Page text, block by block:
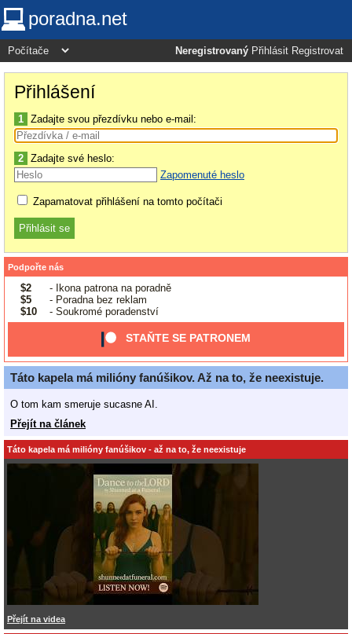
poradna.net
Neregistrovaný Přihlásit Registrovat
Přihlášení
1 Zadajte svou přezdívku nebo e-mail:
2 Zadajte své heslo:
Zapomenuté heslo
Zapamatovat přihlášení na tomto počítači
Podpořte nás
$2
- Ikona patrona na poradně
$5
- Poradna bez reklam
$10
- Soukromé poradenství
STAŇTE SE PATRONEM
Táto kapela má milióny fanúšikov. Až na to, že neexistuje.
O tom kam smeruje sucasne AI.
Přejít na článek
Táto kapela má milióny fanúšikov - až na to, že neexistuje
Přejít na videa